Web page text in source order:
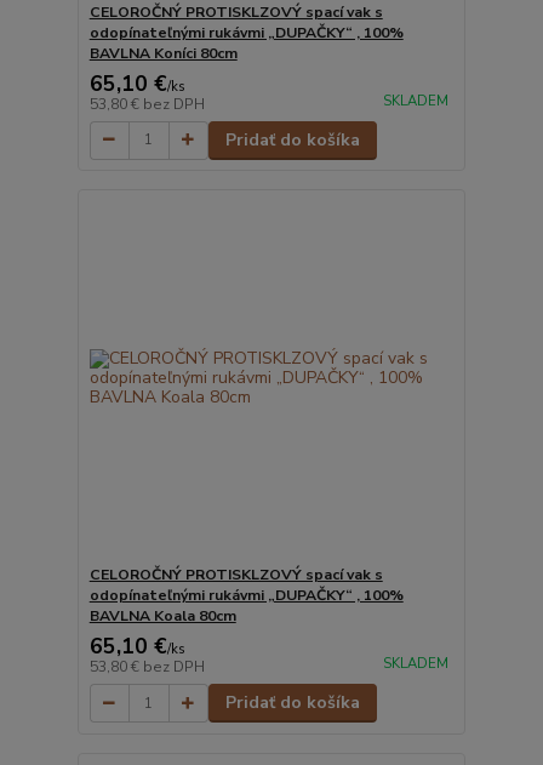
CELOROČNÝ PROTISKLZOVÝ spací vak s
odopínateľnými rukávmi „DUPAČKY“ , 100%
BAVLNA Koníci 80cm
65,10 €/ks
53,80 € bez DPH SKLADEM
Pridať do košíka
CELOROČNÝ PROTISKLZOVÝ spací vak s
odopínateľnými rukávmi „DUPAČKY“ , 100%
BAVLNA Koala 80cm
65,10 €/ks
53,80 € bez DPH SKLADEM
Pridať do košíka